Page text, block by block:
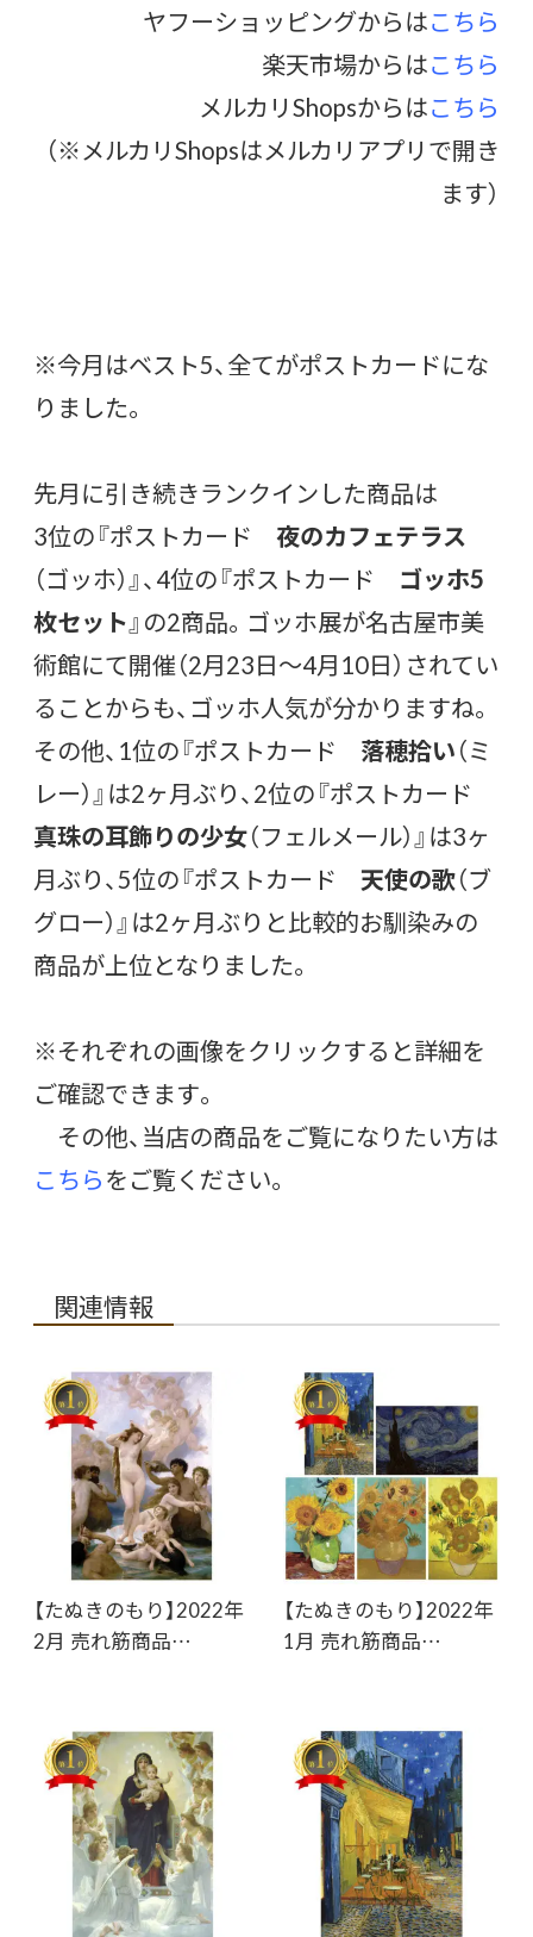
ヤフーショッピングからはこちら
楽天市場からはこちら
メルカリShopsからはこちら
（※メルカリShopsはメルカリアプリで開き
ます）
※今月はベスト5、全てがポストカードにな
りました。
先月に引き続きランクインした商品は
3位の『ポストカード 夜のカフェテラス
（ゴッホ）』、4位の『ポストカード ゴッホ5
枚セット』の2商品。ゴッホ展が名古屋市美
術館にて開催（2月23日〜4月10日）されてい
ることからも、ゴッホ人気が分かりますね。
その他、1位の『ポストカード 落穂拾い（ミ
レー）』は2ヶ月ぶり、2位の『ポストカード
真珠の耳飾りの少女（フェルメール）』は3ヶ
月ぶり、5位の『ポストカード 天使の歌（ブ
グロー）』は2ヶ月ぶりと比較的お馴染みの
商品が上位となりました。
※それぞれの画像をクリックすると詳細を
ご確認できます。
その他、当店の商品をご覧になりたい方は
こちらをご覧ください。
関連情報
【たぬきのもり】2022年
2月 売れ筋商品…
【たぬきのもり】2022年
1月 売れ筋商品…